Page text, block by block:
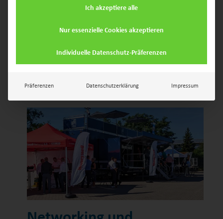
Ich akzeptiere alle
Nur essenzielle Cookies akzeptieren
Individuelle Datenschutz-Präferenzen
Präferenzen Datenschutzerklärung Impressum